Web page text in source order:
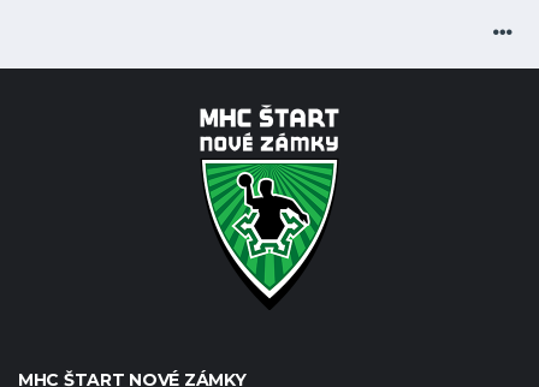
MHC ŠTART NOVÉ ZÁMKY